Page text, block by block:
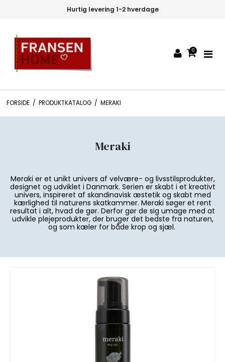
Hurtig levering 1-2 hverdage
0
FORSIDE / PRODUKTKATALOG / MERAKI
Meraki
Meraki er et unikt univers af velvære- og livsstilsprodukter,
designet og udviklet i Danmark. Serien er skabt i et kreativt
univers, inspireret af skandinavisk æstetik og skabt med
kærlighed til naturens skatkammer. Meraki søger et rent
resultat i alt, hvad de gør. Derfor gør de sig umage med at
udvikle plejeprodukter, der bruger det bedste fra naturen,
og som kæler for både krop og sjæl.